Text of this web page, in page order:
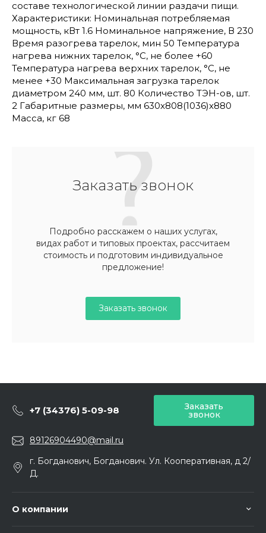
составе технологической линии раздачи пищи.
Характеристики: Номинальная потребляемая
мощность, кВт 1.6 Номинальное напряжение, В 230
Время разогрева тарелок, мин 50 Температура
нагрева нижних тарелок, °C, не более +60
Температура нагрева верхних тарелок, °C, не
менее +30 Максимальная загрузка тарелок
диаметром 240 мм, шт. 80 Количество ТЭН-ов, шт.
2 Габаритные размеры, мм 630x808(1036)x880
Масса, кг 68
Заказать звонок
Подробно расскажем о наших услугах,
видах работ и типовых проектах, рассчитаем
стоимость и подготовим индивидуальное
предложение!
Заказать звонок
+7 (34376) 5-09-98 Заказать
звонок
89126904490@mail.ru
г. Богданович, Богданович. Ул. Кооперативная, д 2/
Д.
О компании